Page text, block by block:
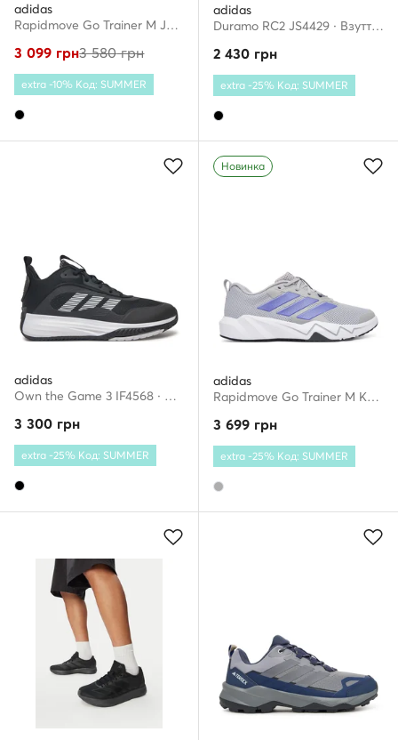
adidas
Rapidmove Go Trainer M JQ3950 · Взуття для тренажерного залу
3 099 грн3 580грн
extra -10% Код: SUMMER
adidas
Duramo RC2 JS4429 · Взуття для бігу
2 430 грн
extra -25% Код: SUMMER
adidas
Own the Game 3 IF4568 · Взуття для баскетболу
3 300 грн
extra -25% Код: SUMMER
Новинка
adidas
Rapidmove Go Trainer M KJ9184 · Взуття для тренажерного залу
3 699 грн
extra -25% Код: SUMMER